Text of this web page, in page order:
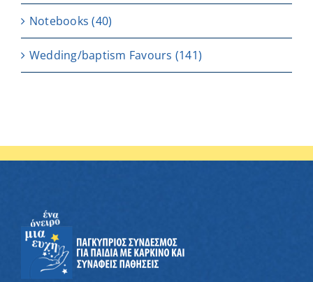
Notebooks (40)
Wedding/baptism Favours (141)